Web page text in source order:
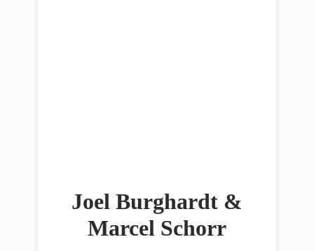
Joel Burghardt &
Marcel Schorr